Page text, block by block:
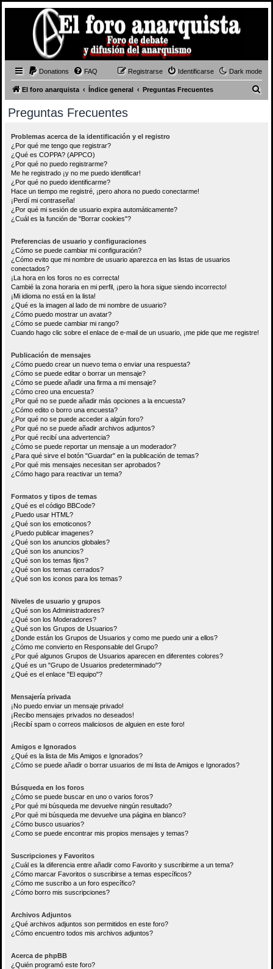
Dark mode
Donations FAQ Identificarse
Registrarse
El foro anarquista Índice general Preguntas Frecuentes
Preguntas Frecuentes
Problemas acerca de la identificación y el registro
¿Por qué me tengo que registrar?
¿Qué es COPPA? (APPCO)
¿Por qué no puedo registrarme?
Me he registrado ¡y no me puedo identificar!
¿Por qué no puedo identificarme?
Hace un tiempo me registré, ¡pero ahora no puedo conectarme!
¡Perdí mi contraseña!
¿Por qué mi sesión de usuario expira automáticamente?
¿Cuál es la función de "Borrar cookies"?
Preferencias de usuario y configuraciones
¿Cómo se puede cambiar mi configuración?
¿Cómo evito que mi nombre de usuario aparezca en las listas de usuarios
conectados?
¡La hora en los foros no es correcta!
Cambié la zona horaria en mi perfil, ¡pero la hora sigue siendo incorrecto!
¡Mi idioma no está en la lista!
¿Qué es la imagen al lado de mi nombre de usuario?
¿Cómo puedo mostrar un avatar?
¿Cómo se puede cambiar mi rango?
Cuando hago clic sobre el enlace de e-mail de un usuario, ¡me pide que me registre!
Publicación de mensajes
¿Cómo puedo crear un nuevo tema o enviar una respuesta?
¿Cómo se puede editar o borrar un mensaje?
¿Cómo se puede añadir una firma a mi mensaje?
¿Cómo creo una encuesta?
¿Por qué no se puede añadir más opciones a la encuesta?
¿Cómo edito o borro una encuesta?
¿Por qué no se puede acceder a algún foro?
¿Por qué no se puede añadir archivos adjuntos?
¿Por qué recibí una advertencia?
¿Cómo se puede reportar un mensaje a un moderador?
¿Para qué sirve el botón "Guardar" en la publicación de temas?
¿Por qué mis mensajes necesitan ser aprobados?
¿Cómo hago para reactivar un tema?
Formatos y tipos de temas
¿Qué es el código BBCode?
¿Puedo usar HTML?
¿Qué son los emoticonos?
¿Puedo publicar imagenes?
¿Qué son los anuncios globales?
¿Qué son los anuncios?
¿Qué son los temas fijos?
¿Qué son los temas cerrados?
¿Qué son los iconos para los temas?
Niveles de usuario y grupos
¿Qué son los Administradores?
¿Qué son los Moderadores?
¿Qué son los Grupos de Usuarios?
¿Donde están los Grupos de Usuarios y como me puedo unir a ellos?
¿Cómo me convierto en Responsable del Grupo?
¿Por qué algunos Grupos de Usuarios aparecen en diferentes colores?
¿Qué es un "Grupo de Usuarios predeterminado"?
¿Qué es el enlace "El equipo"?
Mensajería privada
¡No puedo enviar un mensaje privado!
¡Recibo mensajes privados no deseados!
¡Recibí spam o correos maliciosos de alguien en este foro!
Amigos e Ignorados
¿Qué es la lista de Mis Amigos e Ignorados?
¿Cómo se puede añadir o borrar usuarios de mi lista de Amigos e Ignorados?
Búsqueda en los foros
¿Cómo se puede buscar en uno o varios foros?
¿Por qué mi búsqueda me devuelve ningún resultado?
¿Por qué mi búsqueda me devuelve una página en blanco?
¿Cómo busco usuarios?
¿Como se puede encontrar mis propios mensajes y temas?
Suscripciones y Favoritos
¿Cuál es la diferencia entre añadir como Favorito y suscribirme a un tema?
¿Cómo marcar Favoritos o suscribirse a temas específicos?
¿Cómo me suscribo a un foro específico?
¿Cómo borro mis suscripciones?
Archivos Adjuntos
¿Qué archivos adjuntos son permitidos en este foro?
¿Cómo encuentro todos mis archivos adjuntos?
Acerca de phpBB
¿Quién programó este foro?